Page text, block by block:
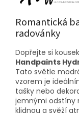
Romantická
radovánky
Dopřejte si
Handpaints
Tato světle
vzorem je
tašky nebo
jemnými odstíny
klidnou a svěží